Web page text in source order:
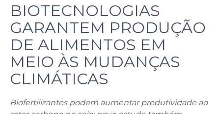
BIOTECNOLOGIAS
GARANTEM PRODUÇÃO
DE ALIMENTOS EM
MEIO ÀS MUDANÇAS
CLIMÁTICAS
Biofertilizantes podem aumentar produtividade ao